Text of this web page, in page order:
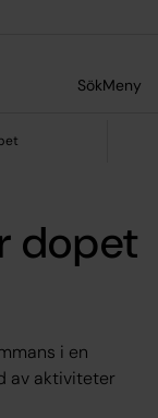
SökMeny
dopet
i en
av aktiviteter